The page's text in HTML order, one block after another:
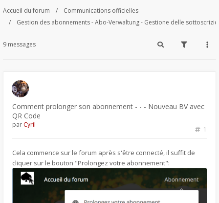
Accueil du forum
Communications officielles
Gestion des abonnements - Abo-Verwaltung - Gestione delle
9 messages
Comment prolonger son abonnement - - - Nouveau BV avec
QR Code
1
par Cyril
Cela commence sur le forum après s'être connecté, il suffit de
cliquer sur le bouton "Prolongez votre abonnement":